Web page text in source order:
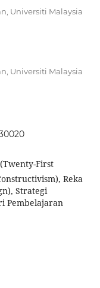
Universiti Malaysia
Universiti Malaysia
First
Reka
Strategi
Pembelajaran